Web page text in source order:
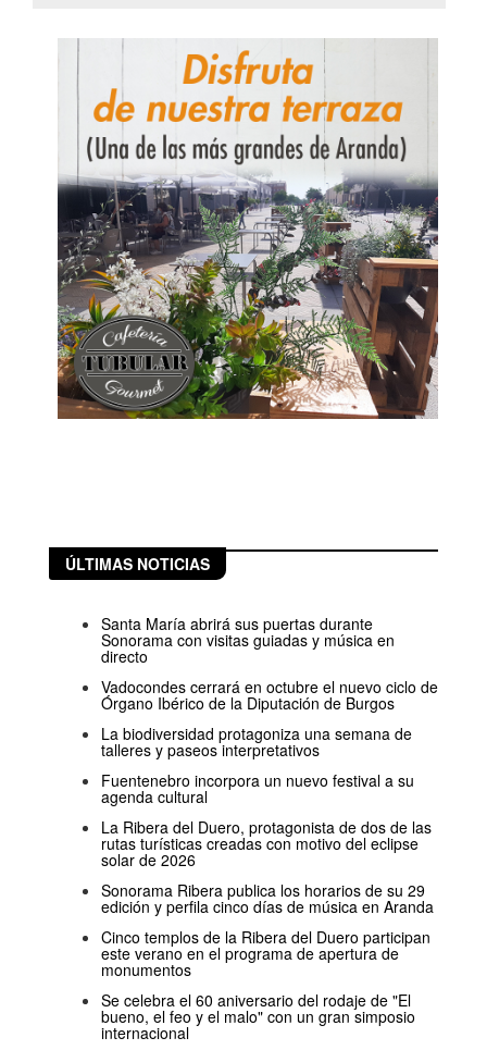
ÚLTIMAS NOTICIAS
Santa María abrirá sus puertas durante
Sonorama con visitas guiadas y música en
directo
Vadocondes cerrará en octubre el nuevo ciclo de
Órgano Ibérico de la Diputación de Burgos
La biodiversidad protagoniza una semana de
talleres y paseos interpretativos
Fuentenebro incorpora un nuevo festival a su
agenda cultural
La Ribera del Duero, protagonista de dos de las
rutas turísticas creadas con motivo del eclipse
solar de 2026
Sonorama Ribera publica los horarios de su 29
edición y perfila cinco días de música en Aranda
Cinco templos de la Ribera del Duero participan
este verano en el programa de apertura de
monumentos
Se celebra el 60 aniversario del rodaje de "El
bueno, el feo y el malo" con un gran simposio
internacional